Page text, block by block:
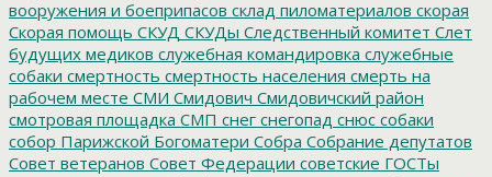
вооружения и боеприпасов склад пиломатериалов скорая
Скорая помощь СКУД СКУДы Следственный комитет Слет
будущих медиков служебная командировка служебные
собаки смертность смертность населения смерть на
рабочем месте СМИ Смидович Смидовичский район
смотровая площадка СМП снег снегопад снюс собаки
собор Парижской Богоматери Собра Собрание депутатов
Совет ветеранов Совет Федерации советские ГОСТы